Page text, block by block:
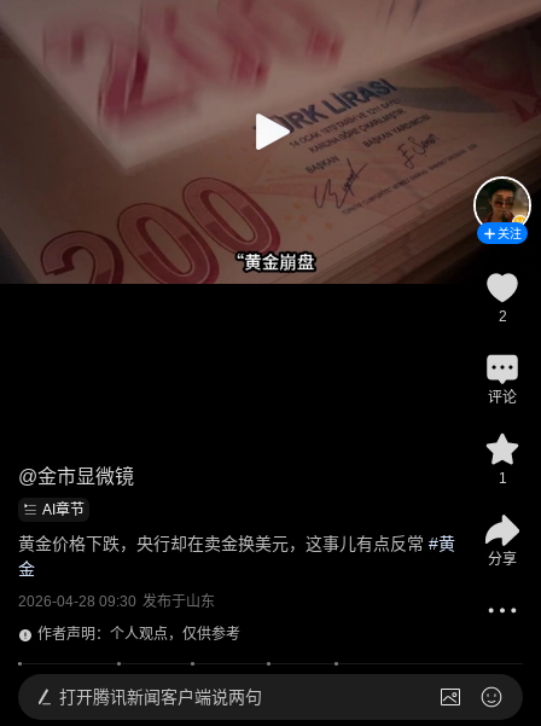
@金市显微镜
AI章节
黄金价格下跌，央行却在卖金换美元，这事儿有点反常 #黄
金
2026-04-28 09:30 发布于山东
作者声明：个人观点，仅供参考
关注
2
评论
1
分享
打开腾讯新闻客户端说两句